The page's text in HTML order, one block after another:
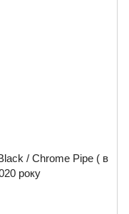
/ Chrome Pipe ( в
року